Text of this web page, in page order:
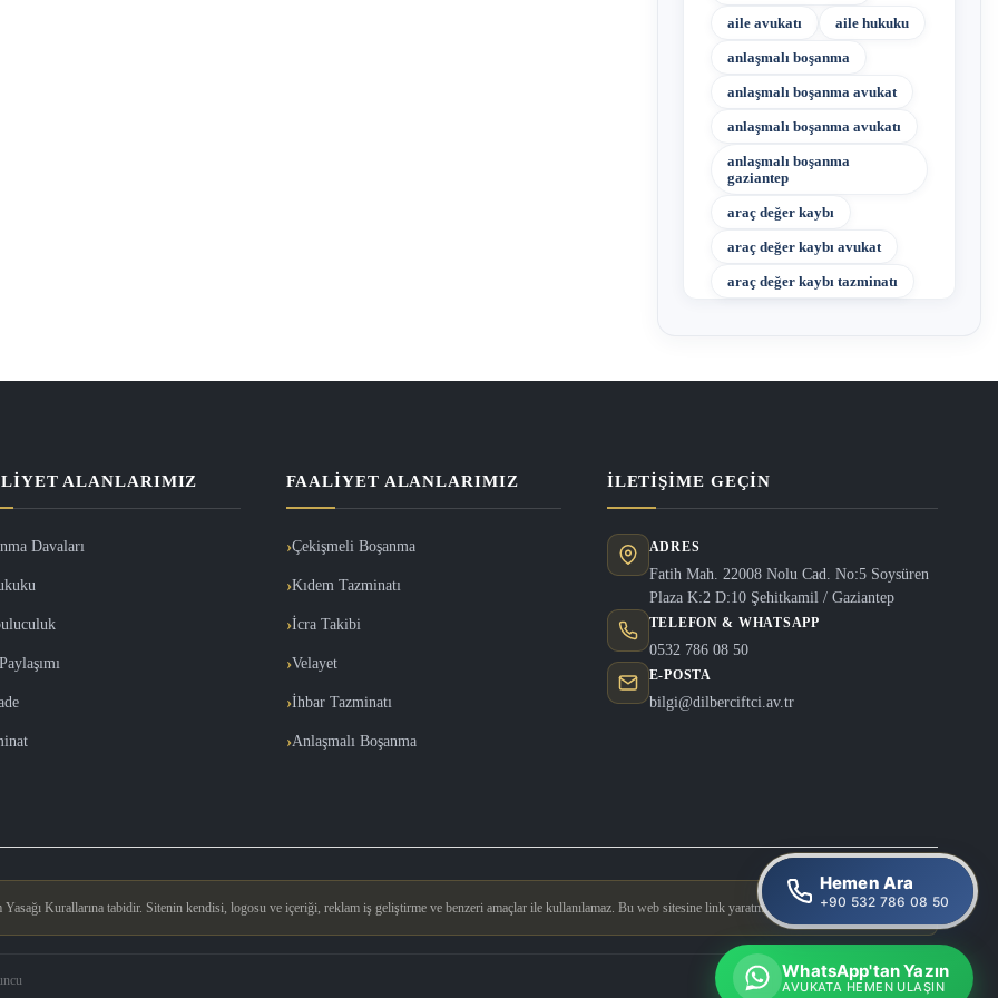
aile avukatı aile hukuku
anlaşmalı boşanma
anlaşmalı boşanma avukat
anlaşmalı boşanma avukatı
anlaşmalı boşanma
gaziantep
araç değer kaybı
araç değer kaybı avukat
araç değer kaybı tazminatı
ALANLARIMIZ
Davaları
FAALIYET ALANLARIMIZ
Çekişmeli Boşanma
Kıdem Tazminatı
İcra Takibi
Velayet
İhbar Tazminatı
Anlaşmalı Boşanma
İLETIŞIME GEÇIN
ADRES
Fatih Mah. 22008 Nolu Cad. No:5 Soysüren
Plaza K:2 D:10 Şehitkamil / Gaziantep
TELEFON & WHATSAPP
0532 786 08 50
E-POSTA
bilgi@dilberciftci.av.tr
Kurallarına tabidir. Sitenin kendisi, logosu ve içeriği, reklam iş geliştirme ve benzeri amaçlar ile kullanılamaz. Bu web sitesine link yaratmak yasaktır.
Tasarım & GeliştirmeDoğucan Güler
WhatsApp'tan Yazın
AVUKATA HEMEN ULAŞIN
Hemen Ara
+90 532 786 08 50